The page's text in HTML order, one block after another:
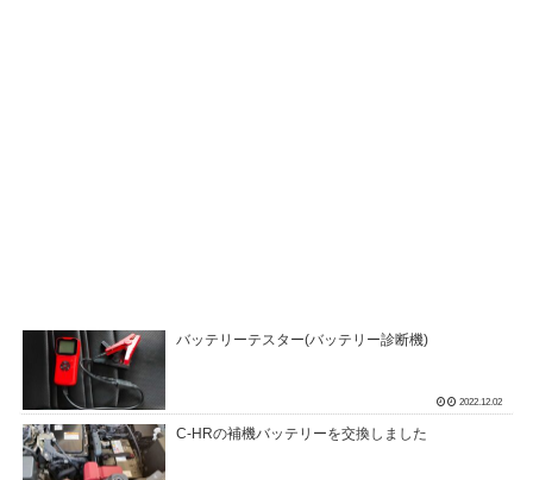
バッテリーテスター(バッテリー診断機)
2022.12.02
C-HRの補機バッテリーを交換しました